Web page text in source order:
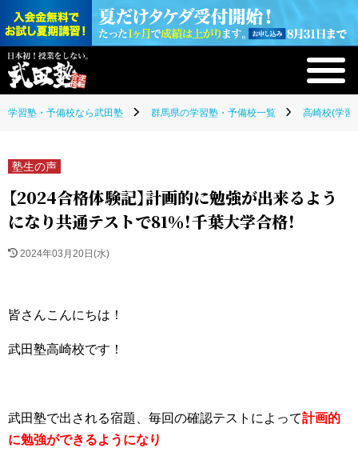
学習塾・予備校なら武田塾 群馬県の学習塾・予備校一覧 高崎校(学習
塾生の声
【2024合格体験記】計画的に勉強が出来るよう
になり共通テストで81％！千葉大学合格！
2024年03月20日(水)
皆さんこんにちは！
武田塾高崎校です！
武田塾で出される宿題、毎回の確認テストによって計画的
に勉強ができるようになり